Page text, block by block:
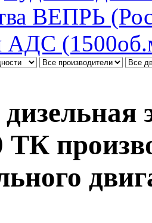
ВЕПРЬ
АДС
ТК